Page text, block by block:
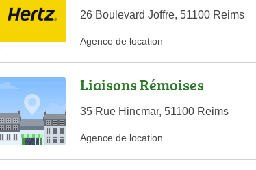
26 Boulevard Joffre, 51100 Reims
Agence de location
Liaisons Rémoises
35 Rue Hincmar, 51100 Reims
Agence de location